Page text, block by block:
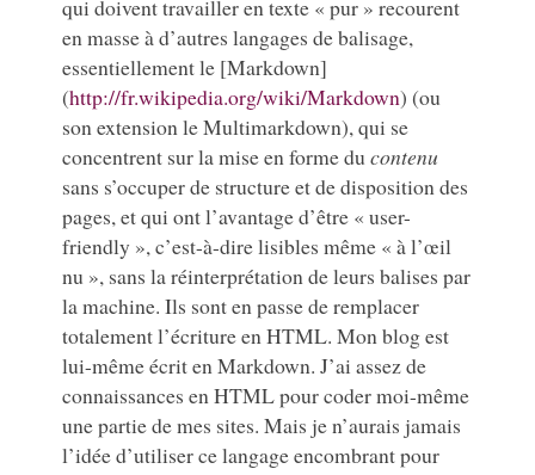
qui doivent travailler en texte « pur » recourent
en masse à d’autres langages de balisage,
essentiellement le [Markdown]
(http://fr.wikipedia.org/wiki/Markdown) (ou
son extension le Multimarkdown), qui se
concentrent sur la mise en forme ducontenu
sans s’occuper de structure et de disposition des
pages, et qui ont l’avantage d’être « user-
friendly », c’est-à-dire lisibles même « à l’œil
nu », sans la réinterprétation de leurs balises par
la machine. Ils sont en passe de remplacer
totalement l’écriture en HTML. Mon blog est
lui-même écrit en Markdown. J’ai assez de
connaissances en HTML pour coder moi-même
une partie de mes sites. Mais je n’aurais jamais
l’idée d’utiliser ce langage encombrant pour